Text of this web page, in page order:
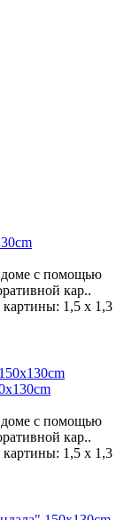
доме с помощью
кар..
картины: 1,5 x 1,3
доме с помощью
кар..
картины: 1,5 x 1,3